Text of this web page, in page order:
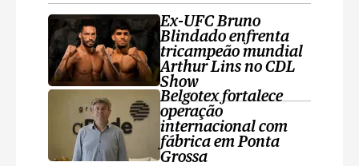
Ex-UFC Bruno
Blindado enfrenta
tricampeão mundial
Arthur Lins no CDL
Show
Belgotex fortalece
operação
internacional com
fábrica em Ponta
Grossa